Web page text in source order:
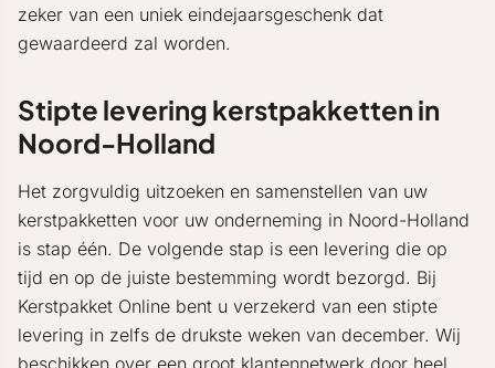
zeker van een uniek eindejaarsgeschenk dat
gewaardeerd zal worden.
Stipte levering kerstpakketten in
Noord-Holland
Het zorgvuldig uitzoeken en samenstellen van uw
kerstpakketten voor uw onderneming in Noord-Holland
is stap één. De volgende stap is een levering die op
tijd en op de juiste bestemming wordt bezorgd. Bij
Kerstpakket Online bent u verzekerd van een stipte
levering in zelfs de drukste weken van december. Wij
beschikken over een groot klantennetwerk door heel